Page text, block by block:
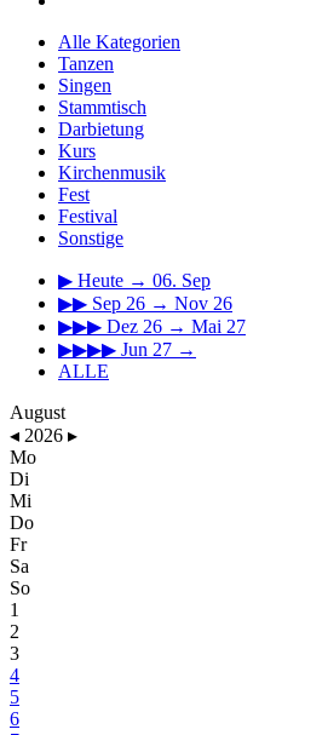
Alle Kategorien
Tanzen
Singen
Stammtisch
Darbietung
Kurs
Kirchenmusik
Fest
Festival
Sonstige
▶ Heute → 06. Sep
▶▶ Sep 26 → Nov 26
▶▶▶ Dez 26 → Mai 27
▶▶▶▶ Jun 27 →
ALLE
August
◂ 2026 ▸
Mo
Di
Mi
Do
Fr
Sa
So
1
2
3
4
5
6